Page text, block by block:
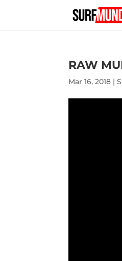
RAW
Mar 16, 2018 |